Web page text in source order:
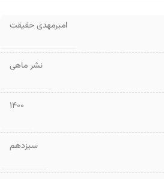
امیرمهدی حقیقت
نشر ماهی
1400
سیزدهم